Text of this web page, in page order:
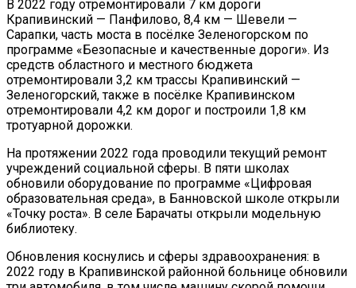
В 2022 году отремонтировали 7 км дороги
Крапивинский — Панфилово, 8,4 км — Шевели —
Сарапки, часть моста в посёлке Зеленогорском по
программе «Безопасные и качественные дороги». Из
средств областного и местного бюджета
отремонтировали 3,2 км трассы Крапивинский —
Зеленогорский, также в посёлке Крапивинском
отремонтировали 4,2 км дорог и построили 1,8 км
тротуарной дорожки.
На протяжении 2022 года проводили текущий ремонт
учреждений социальной сферы. В пяти школах
обновили оборудование по программе «Цифровая
образовательная среда», в Банновской школе открыли
«Точку роста». В селе Барачаты открыли модельную
библиотеку.
Обновления коснулись и сферы здравоохранения: в
2022 году в Крапивинской районной больнице обновили